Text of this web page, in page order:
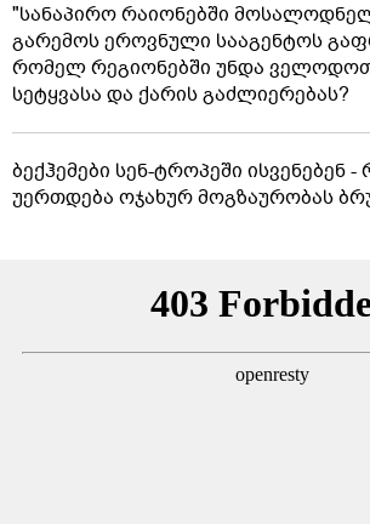
"სანაპირო რაიონებში
გარემოს ეროვნული სააგენტოს
რომელ რეგიონებში უნდა
სეტყვასა და ქარის გაძლიერებას?
ბექჰემები სენ-ტროპეში ისვენებენ
უერთდება ოჯახურ მოგზაურობას